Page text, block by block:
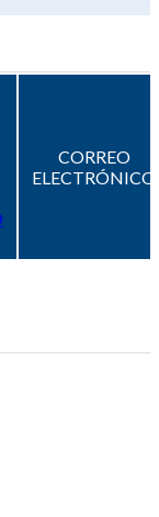
CORREO
ELECTRÓNICO